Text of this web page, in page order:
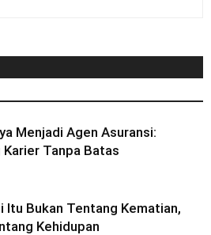
Menjadi Agen Asuransi:
Karier Tanpa Batas
Itu Bukan Tentang Kematian,
Kehidupan